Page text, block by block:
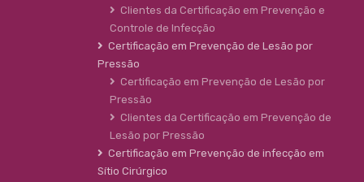
Clientes da Certificação em Prevenção e
Controle de Infecção
Certificação em Prevenção de Lesão por
Pressão
Certificação em Prevenção de Lesão por
Pressão
Clientes da Certificação em Prevenção de
Lesão por Pressão
Certificação em Prevenção de infecção em
Sítio Cirúrgico